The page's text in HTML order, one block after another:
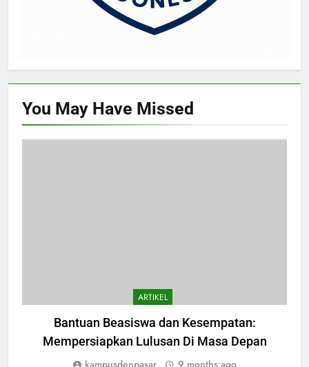
You May Have Missed
ARTIKEL
Bantuan Beasiswa dan Kesempatan:
Mempersiapkan Lulusan Di Masa Depan